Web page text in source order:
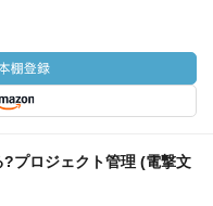
プロジェクト管理 (電撃文